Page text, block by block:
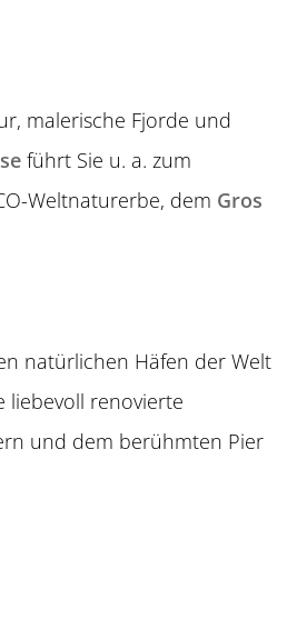
malerische Fjorde und
führt Sie u. a. zum
Weltnaturerbe, dem Gros
natürlichen Häfen der Welt
liebevoll renovierte
und dem berühmten Pier